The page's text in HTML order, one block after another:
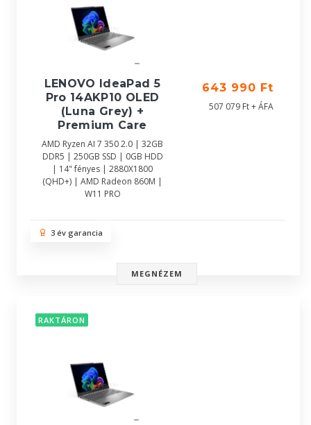
LENOVO IdeaPad 5
Pro 14AKP10 OLED
(Luna Grey) +
Premium Care
AMD Ryzen AI 7 350 2.0 | 32GB
DDR5 | 250GB SSD | 0GB HDD
| 14" fényes | 2880X1800
(QHD+) | AMD Radeon 860M |
W11 PRO
643 990 Ft
507 079 Ft + ÁFA
3 év garancia
MEGNÉZEM
RAKTÁRON